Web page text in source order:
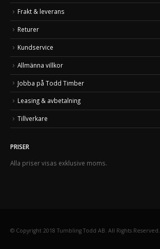
Frakt & leverans
Returer
Kundservice
Allmänna villkor
Jobba på Todd Timber
Leasing & avbetalning
Tillverkare
PRISER
Alla priser visas exklusive moms.
© Copyright 2018 Tumbling Todd AB. All Rights Reserved.